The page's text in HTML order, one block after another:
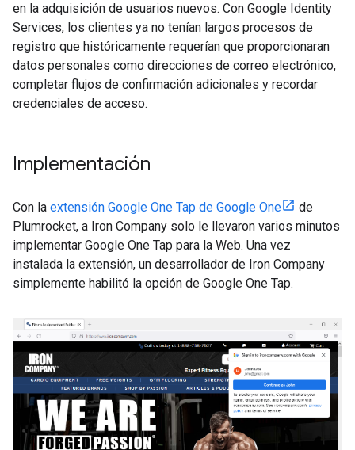
en la adquisición de usuarios nuevos. Con Google Identity
Services, los clientes ya no tenían largos procesos de
registro que históricamente requerían que proporcionaran
datos personales como direcciones de correo electrónico,
completar flujos de confirmación adicionales y recordar
credenciales de acceso.
Implementación
Con la extensión Google One Tap de Google One
de
Plumrocket, a Iron Company solo le llevaron varios minutos
implementar Google One Tap para la Web. Una vez
instalada la extensión, un desarrollador de Iron Company
simplemente habilitó la opción de Google One Tap.